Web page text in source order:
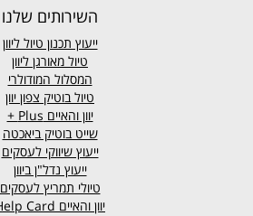
השירותים שלנו
ייעוץ תכנון טיול ליוון
טיול מאורגן ליוון
המסלול המודולרי
טיול בוטיק צפון יוון
יוון והאיים Plus +
שייט בוטיק ביאכטה
ייעוץ שיווקי לעסקים
ייעוץ נדל"ן ביוון
טיולי תמריץ לעסקים
יוון והאיים Help Card